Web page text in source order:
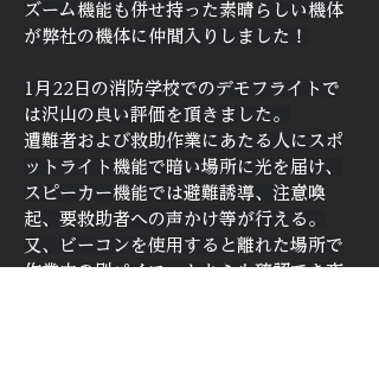
ズーム機能も併せ持った素晴らしい機体
が弊社の機体に仲間入りしました！
1月22日の消防学校でのデモフライトで
は沢山の良い評価を頂きました。
遭難者および救助作業にあたる人にスポ
ットライト機能で暗い場所に光を届け、
スピーカー機能では避難誘導、注意喚
起、要救助者への声かけ等が行える。
又、ビーコンを使用すると離れた場所で
作業中の別パイロットからも確認でき夜